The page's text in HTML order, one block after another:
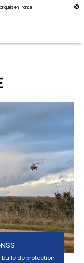
bulle de protection
en France